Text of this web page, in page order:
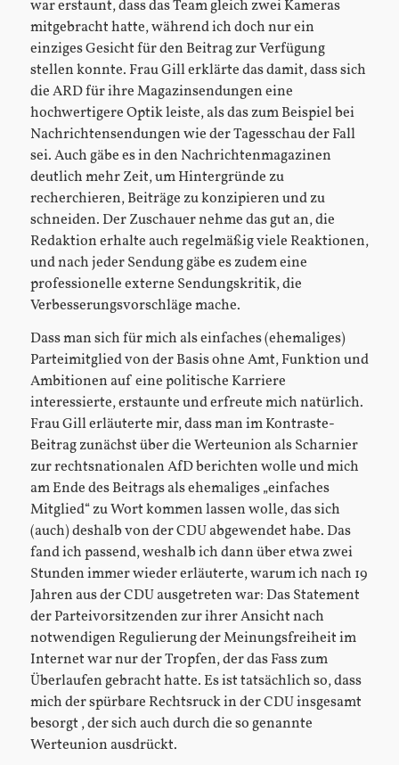
war erstaunt, dass das Team gleich zwei Kameras
mitgebracht hatte, während ich doch nur ein
einziges Gesicht für den Beitrag zur Verfügung
stellen konnte. Frau Gill erklärte das damit, dass sich
die ARD für ihre Magazinsendungen eine
hochwertigere Optik leiste, als das zum Beispiel bei
Nachrichtensendungen wie der Tagesschau der Fall
sei. Auch gäbe es in den Nachrichtenmagazinen
deutlich mehr Zeit, um Hintergründe zu
recherchieren, Beiträge zu konzipieren und zu
schneiden. Der Zuschauer nehme das gut an, die
Redaktion erhalte auch regelmäßig viele Reaktionen,
und nach jeder Sendung gäbe es zudem eine
professionelle externe Sendungskritik, die
Verbesserungsvorschläge mache.
Dass man sich für mich als einfaches (ehemaliges)
Parteimitglied von der Basis ohne Amt, Funktion und
Ambitionen auf eine politische Karriere
interessierte, erstaunte und erfreute mich natürlich.
Frau Gill erläuterte mir, dass man im Kontraste-
Beitrag zunächst über die Werteunion als Scharnier
zur rechtsnationalen AfD berichten wolle und mich
am Ende des Beitrags als ehemaliges „einfaches
Mitglied“ zu Wort kommen lassen wolle, das sich
(auch) deshalb von der CDU abgewendet habe. Das
fand ich passend, weshalb ich dann über etwa zwei
Stunden immer wieder erläuterte, warum ich nach 19
Jahren aus der CDU ausgetreten war: Das Statement
der Parteivorsitzenden zur ihrer Ansicht nach
notwendigen Regulierung der Meinungsfreiheit im
Internet war nur der Tropfen, der das Fass zum
Überlaufen gebracht hatte. Es ist tatsächlich so, dass
mich der spürbare Rechtsruck in der CDU insgesamt
besorgt , der sich auch durch die so genannte
Werteunion ausdrückt.